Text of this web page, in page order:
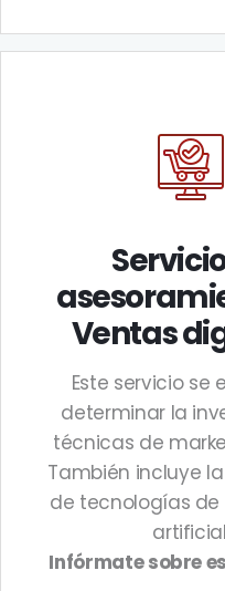
Ventas
Este servicio se
determinar la
técnicas de
También incluye
de tecnologías
Infórmate sobre